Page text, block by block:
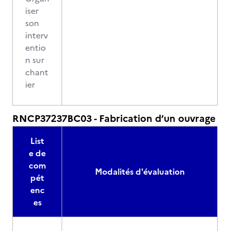
iser
son
interv
entio
n sur
chant
ier
RNCP37237BC03 - Fabrication d’un ouvrage
List
e de
com
pét
enc
es
Modalités d'évaluation